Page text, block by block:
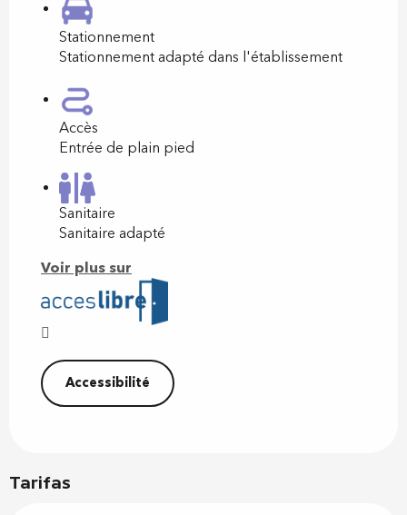
Stationnement
Stationnement adapté dans l'établissement
Accès
Entrée de plain pied
Sanitaire
Sanitaire adapté
Voir plus sur
Accessibilité
Tarifas